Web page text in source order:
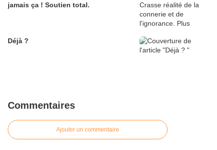
jamais ça ! Soutien total.
Déjà ?
Commentaires
Ajouter un commentaire